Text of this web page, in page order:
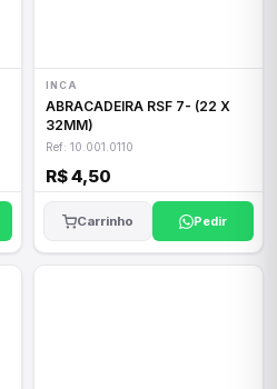
INCA
ABRACADEIRA RSF 7- (22 X
32MM)
Ref: 10.001.0110
R$ 4,50
Carrinho Pedir